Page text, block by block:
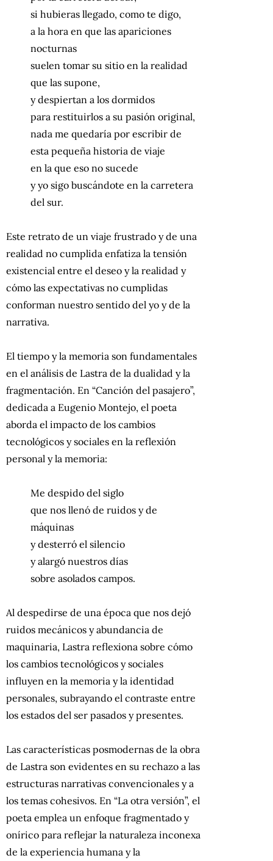
sі hubieras llegado, como te digo,
a la hora en que las apariciones
nocturnas
suelen tomar su sitio en la realidad
que las supone,
y despiertan a los dormidos
para restituirlos a su pasión original,
nada me quedaría por escribir de
esta pequeña historia de viaje
en la que eso nо sucede
y yо sigo buscándote en la carretera
del sur.
Este retrato de un viaje frustrado y de una
realidad no cumplida enfatiza la tensión
existencial entre el deseo y la realidad y
cómo las expectativas no cumplidas
conforman nuestro sentido del yo y de la
narrativa.
El tiempo y la memoria son fundamentales
en el análisis de Lastra de la dualidad y la
fragmentación. En “Canción del pasajero”,
dedicada a Eugenio Montejo, el poeta
aborda el impacto de los cambios
tecnológicos y sociales en la reflexión
personal y la memoria:
Me despido del siglo
que nos llenó de ruidos y de
máquinas
y desterró el silencio
y alargó nuestros días
sobre asolados campos.
Al despedirse de una época que nos dejó
ruidos mecánicos y abundancia de
maquinaria, Lastra reflexiona sobre cómo
los cambios tecnológicos y sociales
influyen en la memoria y la identidad
personales, subrayando el contraste entre
los estados del ser pasados y presentes.
Las características posmodernas de la obra
de Lastra son evidentes en su rechazo a las
estructuras narrativas convencionales y a
los temas cohesivos. En “La otra versión”, el
poeta emplea un enfoque fragmentado y
onírico para reflejar la naturaleza inconexa
de la experiencia humana y la